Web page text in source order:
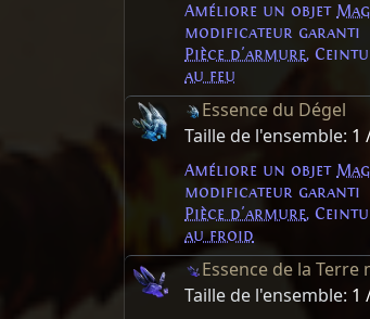
Améliore un objet
modificateur garanti
Pièce d'armure,
au feu
Essence du Dégel
Taille de l'ensemble: 1
Améliore un objet
modificateur garanti
Pièce d'armure,
au froid
Essence de la Terre
Taille de l'ensemble: 1